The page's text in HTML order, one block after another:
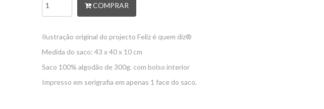
COMPRAR
Ilustração original do projecto Feliz é quem diz®
Medida do saco: 43 x 40 x 10 cm
Saco 100% algodão de 300g. com bolso interior
Impresso em serigrafia em apenas 1 face do saco.